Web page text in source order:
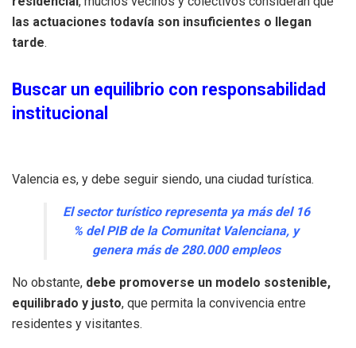
las actuaciones todavía son insuficientes o llegan
tarde.
Buscar un equilibrio con responsabilidad
institucional
Valencia es, y debe seguir siendo, una ciudad turística.
El sector turístico representa ya más del 16
% del PIB de la Comunitat Valenciana, y
genera más de 280.000 empleos
No obstante, debe promoverse un modelo sostenible,
equilibrado y justo, que permita la convivencia entre
residentes y visitantes.